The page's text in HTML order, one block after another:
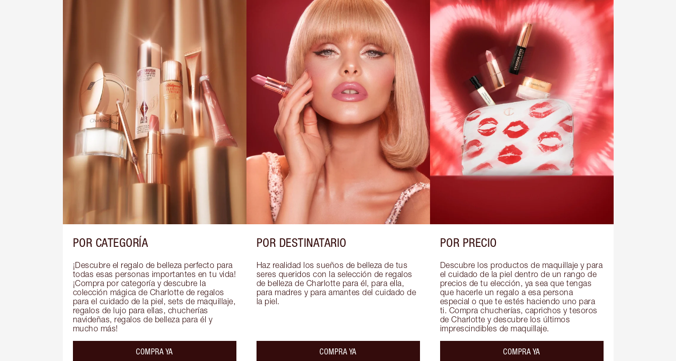
POR CATEGORÍA
¡Descubre el regalo de belleza perfecto para
todas esas personas importantes en tu vida!
¡Compra por categoría y descubre la
colección mágica de Charlotte de regalos
para el cuidado de la piel, sets de maquillaje,
regalos de lujo para ellas, chucherías
navideñas, regalos de belleza para él y
mucho más!
COMPRA YA
POR DESTINATARIO
Haz realidad los sueños de belleza de tus
seres queridos con la selección de regalos
de belleza de Charlotte para él, para ella,
para madres y para amantes del cuidado de
la piel.
COMPRA YA
POR PRECIO
Descubre los productos de maquillaje y para
el cuidado de la piel dentro de un rango de
precios de tu elección, ya sea que tengas
que hacerle un regalo a esa persona
especial o que te estés haciendo uno para
ti. Compra chucherías, caprichos y tesoros
de Charlotte y descubre los últimos
imprescindibles de maquillaje.
COMPRA YA